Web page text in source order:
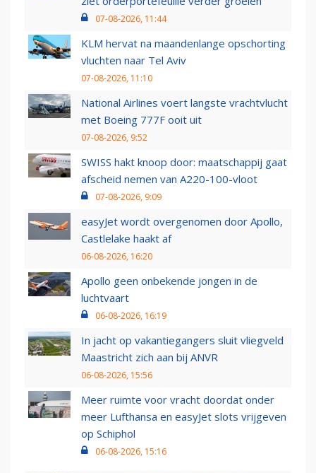
07-08-2026, 11:44
KLM hervat na maandenlange opschorting
vluchten naar Tel Aviv
07-08-2026, 11:10
National Airlines voert langste vrachtvlucht
met Boeing 777F ooit uit
07-08-2026, 9:52
SWISS hakt knoop door: maatschappij gaat
afscheid nemen van A220-100-vloot
07-08-2026, 9:09
easyJet wordt overgenomen door Apollo,
Castlelake haakt af
06-08-2026, 16:20
Apollo geen onbekende jongen in de
luchtvaart
06-08-2026, 16:19
In jacht op vakantiegangers sluit vliegveld
Maastricht zich aan bij ANVR
06-08-2026, 15:56
Meer ruimte voor vracht doordat onder
meer Lufthansa en easyJet slots vrijgeven
op Schiphol
06-08-2026, 15:16